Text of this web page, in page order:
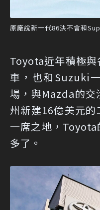
原廠說新一代86決不會和
Toyota近年積極
車，也和Suzuki
場，與Mazda的交
州新建16億美元
一席之地，Toyota
多了。